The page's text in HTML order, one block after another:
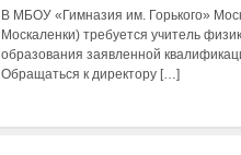
В МБОУ «Гимназия им. Горького»
Москаленки) требуется учитель
образования заявленной
Обращаться к директору […]